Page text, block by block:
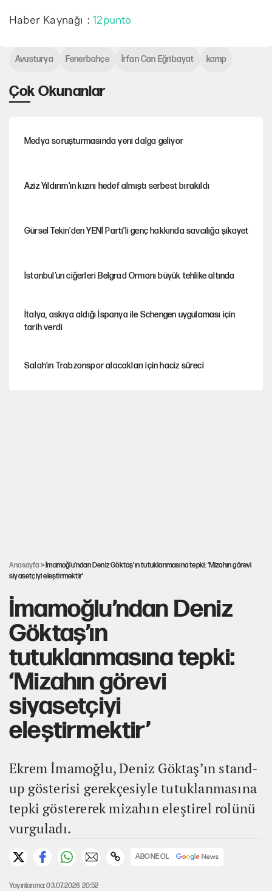
Haber Kaynağı :12punto
Çok Okunanlar
Medya soruşturmasında yeni dalga geliyor
Aziz Yıldırım'ın kızını hedef almıştı serbest bırakıldı
Gürsel Tekin'den YENİ Parti’li genç hakkında savcılığa şikayet
İstanbul’un ciğerleri Belgrad Ormanı büyük tehlike altında
İtalya, askıya aldığı İspanya ile Schengen uygulaması için
tarih verdi
Salah’ın Trabzonspor alacakları için haciz süreci
Avusturya Fenerbahçe İrfan Can Eğribayat kamp
Anasayfa > İmamoğlu’ndan Deniz Göktaş’ın tutuklanmasına tepki: ‘Mizahın görevi
siyasetçiyi eleştirmektir’
İmamoğlu’ndan Deniz
Göktaş’ın
tutuklanmasına tepki:
‘Mizahın görevi
siyasetçiyi
eleştirmektir’
Ekrem İmamoğlu, Deniz Göktaş’ın stand-
up gösterisi gerekçesiyle tutuklanmasına
tepki göstererek mizahın eleştirel rolünü
vurguladı.
ABONE OL
Yayınlanma: 03.07.2026 20:52